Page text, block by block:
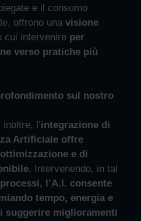
e il consumo
offrono una visione
cui intervenire per
verso pratiche più
sul nostro
l’integrazione di
Artificiale offre
e di
Intervenendo, in tal
, l’A.I. consente
ndo tempo, energia e
suggerire miglioramenti